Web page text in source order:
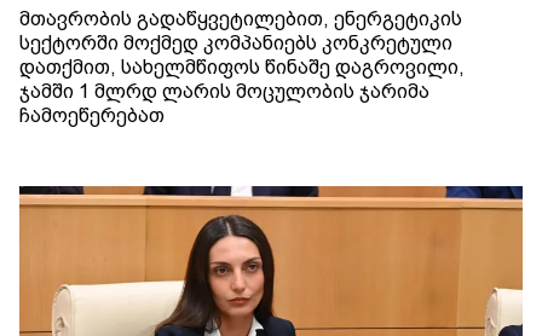
მთავრობის გადაწყვეტილებით, ენერგეტიკის
სექტორში მოქმედ კომპანიებს კონკრეტული
დათქმით, სახელმწიფოს წინაშე დაგროვილი,
ჯამში 1 მლრდ ლარის მოცულობის ჯარიმა
ჩამოეწერებათ